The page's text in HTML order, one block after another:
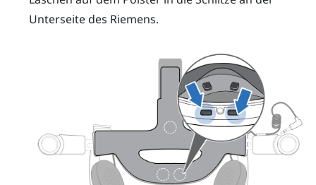
Unterseite des Riemens.